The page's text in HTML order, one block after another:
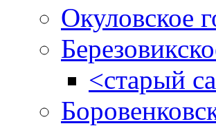
Окуловское
<старый